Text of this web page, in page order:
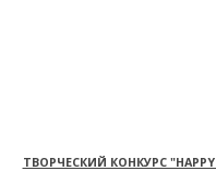
ТВОРЧЕСКИЙ КОНКУРС "HAPPY